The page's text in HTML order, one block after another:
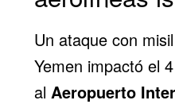
Un ataque con
Yemen impactó el
al Aeropuerto